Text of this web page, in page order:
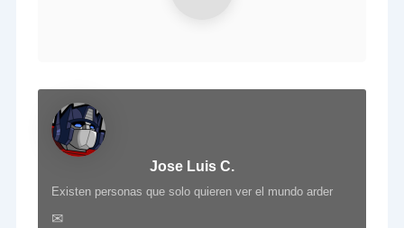
Jose Luis C.
Existen personas que solo quieren ver el mundo arder
✉